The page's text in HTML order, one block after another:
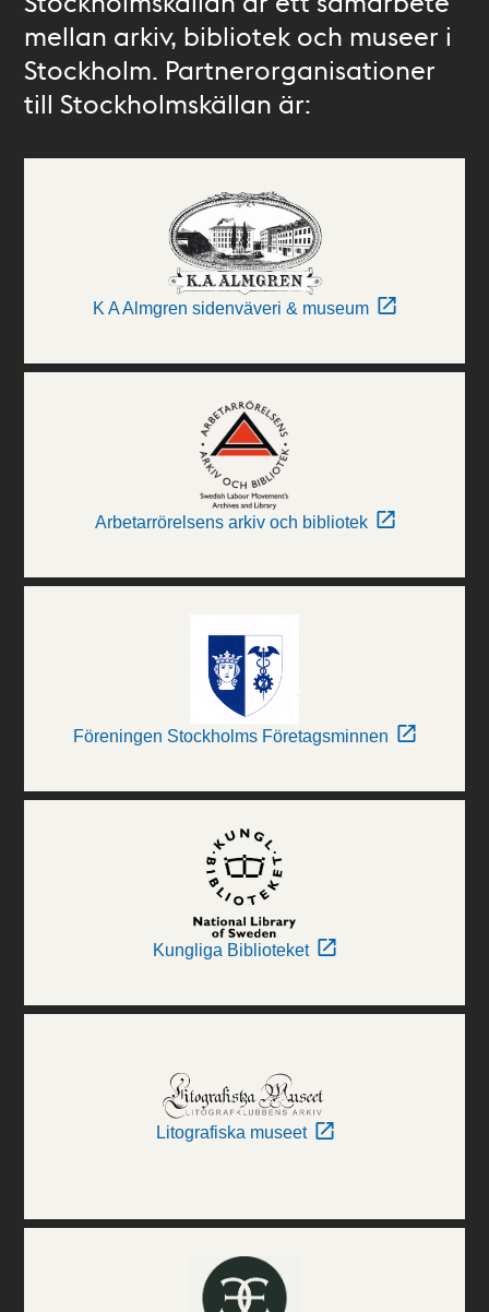
mellan arkiv, bibliotek och museer i
Stockholm. Partnerorganisationer
till Stockholmskällan är:
K A Almgren sidenväveri & museum
Arbetarrörelsens arkiv och bibliotek
Föreningen Stockholms Företagsminnen
Kungliga Biblioteket
Litografiska museet